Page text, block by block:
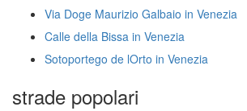
Via Doge Maurizio Galbaio in Venezia
Calle della Bissa in Venezia
Sotoportego de lOrto in Venezia
strade popolari